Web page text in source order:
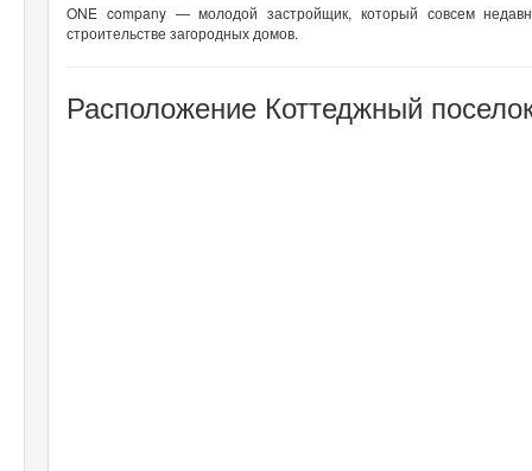
ONE company — молодой застройщик, который совсем
строительстве загородных домов.
Расположение Коттеджный